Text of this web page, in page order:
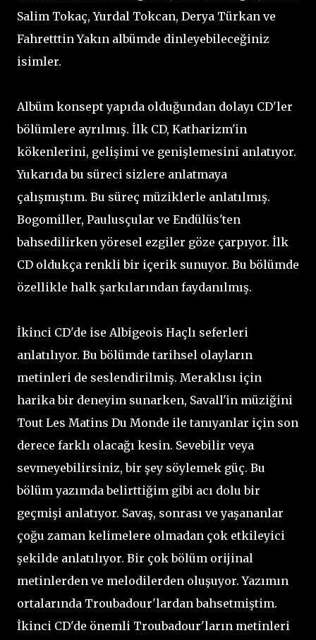
Salim Tokaç, Yurdal Tokcan, Derya Türkan ve
Fahretttin Yakın albümde dinleyebileceğiniz
isimler.
Albüm konsept yapıda olduğundan dolayı CD'ler
bölümlere ayrılmış. İlk CD, Katharizm'in
kökenlerini, gelişimi ve genişlemesini anlatıyor.
Yukarıda bu süreci sizlere anlatmaya
çalışmıştım. Bu süreç müziklerle anlatılmış.
Bogomiller, Paulusçular ve Endülüs'ten
bahsedilirken yöresel ezgiler göze çarpıyor. İlk
CD oldukça renkli bir içerik sunuyor. Bu bölümde
özellikle halk şarkılarından faydanılmış.
İkinci CD'de ise Albigeois Haçlı seferleri
anlatılıyor. Bu bölümde tarihsel olayların
metinleri de seslendirilmiş. Meraklısı için
harika bir deneyim sunarken, Savall'in müziğini
Tout Les Matins Du Monde ile tanıyanlar için son
derece farklı olacağı kesin. Sevebilir veya
sevmeyebilirsiniz, bir şey söylemek güç. Bu
bölüm yazımda belirttiğim gibi acı dolu bir
geçmişi anlatıyor. Savaş, sonrası ve yaşananlar
çoğu zaman kelimelere olmadan çok etkileyici
şekilde anlatılıyor. Bir çok bölüm orijinal
metinlerden ve melodilerden oluşuyor. Yazımın
ortalarında Troubadour'lardan bahsetmiştim.
İkinci CD'de önemli Troubadour'ların metinleri